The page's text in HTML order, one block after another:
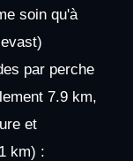
soin qu'à
par perche
7.9 km,
et
km) :